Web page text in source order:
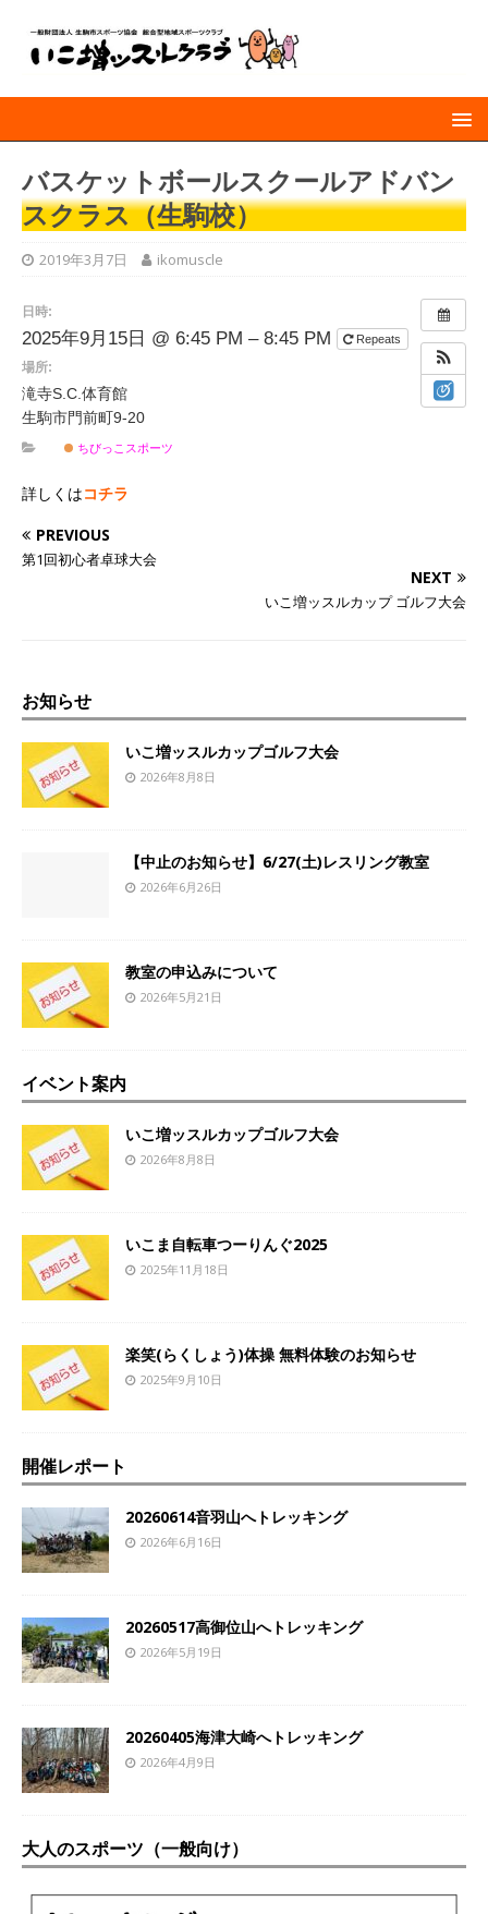
バスケットボールスクールアドバン
スクラス（生駒校）
2019年3月7日 ikomuscle
日時:
2025年9月15日 @ 6:45 PM – 8:45 PM Repeats
場所:
滝寺S.C.体育館
生駒市門前町9-20
ちびっこスポーツ
詳しくはコチラ
PREVIOUS
第1回初心者卓球大会
NEXT
いこ増ッスルカップ ゴルフ大会
お知らせ
いこ増ッスルカップゴルフ大会
2026年8月8日
【中止のお知らせ】6/27(土)レスリング教室
2026年6月26日
教室の申込みについて
2026年5月21日
イベント案内
いこ増ッスルカップゴルフ大会
2026年8月8日
いこま自転車つーりんぐ2025
2025年11月18日
楽笑(らくしょう)体操 無料体験のお知らせ
2025年9月10日
開催レポート
20260614音羽山へトレッキング
2026年6月16日
20260517高御位山へトレッキング
2026年5月19日
20260405海津大崎へトレッキング
2026年4月9日
大人のスポーツ（一般向け）